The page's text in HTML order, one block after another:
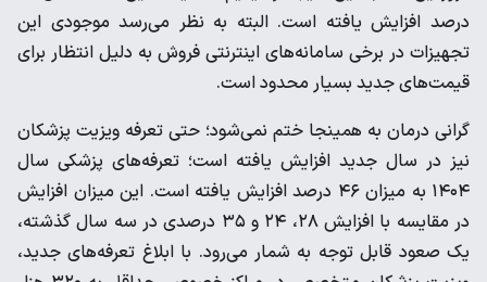
درصد افزایش یافته است. البته به نظر می‌رسد موجودی این
تجهیزات در برخی سامانه‌های اینترنتی فروش به دلیل انتظار برای
قیمت‌های جدید بسیار محدود است.
گرانی درمان به همینجا ختم نمی‌شود؛ حتی تعرفه ویزیت پزشکان
نیز در سال جدید افزایش یافته است؛ تعرفه‌های پزشکی سال
۱۴۰۴ به میزان ۴۶ درصد افزایش یافته است. این میزان افزایش
در مقایسه با افزایش ۲۸، ۲۴ و ۳۵ درصدی در سه سال گذشته،
یک صعود قابل توجه به شمار می‌رود. با ابلاغ تعرفه‌های جدید،